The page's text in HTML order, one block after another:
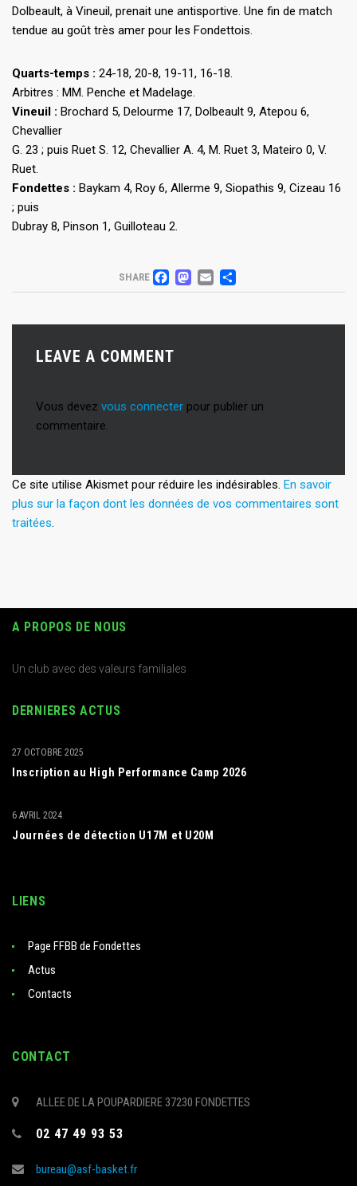
Dolbeault, à Vineuil, prenait une antisportive. Une fin de match
tendue au goût très amer pour les Fondettois.
Quarts-temps : 24-18, 20-8, 19-11, 16-18.
Arbitres : MM. Penche et Madelage.
Vineuil : Brochard 5, Delourme 17, Dolbeault 9, Atepou 6,
Chevallier
G. 23 ; puis Ruet S. 12, Chevallier A. 4, M. Ruet 3, Mateiro 0, V.
Ruet.
Fondettes : Baykam 4, Roy 6, Allerme 9, Siopathis 9, Cizeau 16
; puis
Dubray 8, Pinson 1, Guilloteau 2.
SHARE FACEBOOK
MASTODON
EMAIL
PARTAGER
LEAVE A COMMENT
Vous devez vous connecter pour publier un
commentaire.
Ce site utilise Akismet pour réduire les indésirables. En savoir
plus sur la façon dont les données de vos commentaires sont
traitées
A PROPOS DE NOUS
Un club avec des valeurs familiales
DERNIERES ACTUS
Inscription au High Performance Camp 2026
27 OCTOBRE 2025
Journées de détection U17M et U20M
6 AVRIL 2024
LIENS
Page FFBB de Fondettes
Actus
Contacts
CONTACT
ALLEE DE LA POUPARDIERE 37230 FONDETTES
02 47 49 93 53
bureau@asf-basket.fr